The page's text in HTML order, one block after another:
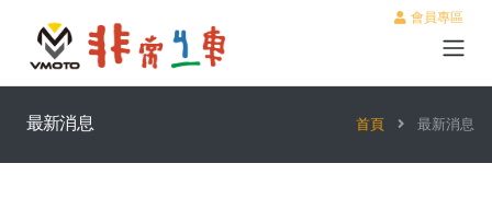
會員專區
最新消息 首頁 最新消息